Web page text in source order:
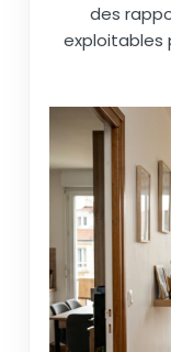
des
exploitables